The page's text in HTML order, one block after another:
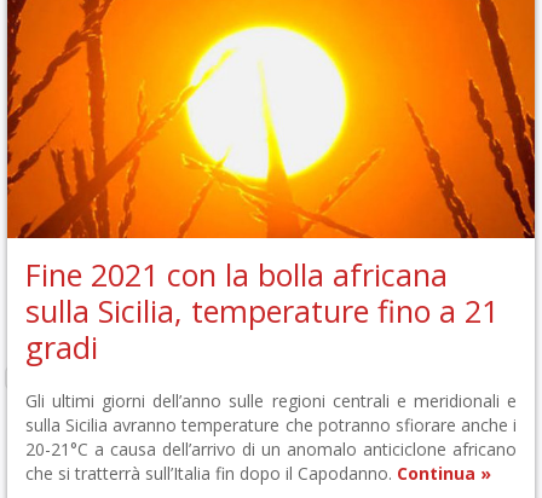
Fine 2021 con la bolla africana
sulla Sicilia, temperature fino a 21
gradi
Gli ultimi giorni dell’anno sulle regioni centrali e meridionali e
sulla Sicilia avranno temperature che potranno sfiorare anche i
20-21°C a causa dell’arrivo di un anomalo anticiclone africano
che si tratterrà sull’Italia fin dopo il Capodanno. Continua »